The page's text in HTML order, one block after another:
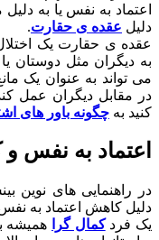
اعتماد به نفس یا به
دلیل عقده ی حقارت.
عقده ی حقارت یک
به دیگران مثل دوستان
می تواند به عنوان یک
در مقابل دیگران عمل
کنید به چگونه باور های
اعتماد به نفس
در راهنمایی های نوین
دلیل کاهش اعتماد به
یک فردکمال گرا
همیشه